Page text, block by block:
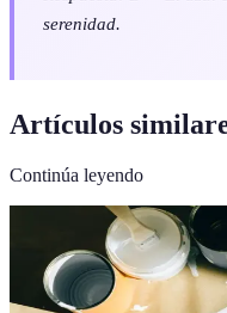
serenidad.
Artículos
Continúa leyendo